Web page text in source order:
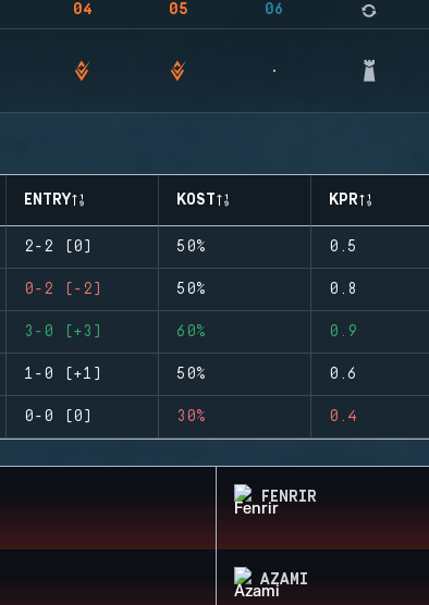
04 05 06
ENTRY KOST KPR
2-2 (0) 50% 0.5
0-2 (-2) 50% 0.8
3-0 (+3) 60% 0.9
1-0 (+1) 50% 0.6
0-0 (0) 30% 0.4
FENRIR
AZAMI